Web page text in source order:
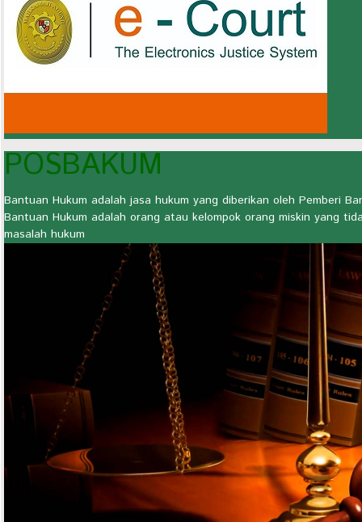
POSBAKUM
Bantuan Hukum adalah jasa hukum yang diberikan oleh Pemberi
Bantuan Hukum adalah orang atau kelompok orang miskin yang
masalah hukum